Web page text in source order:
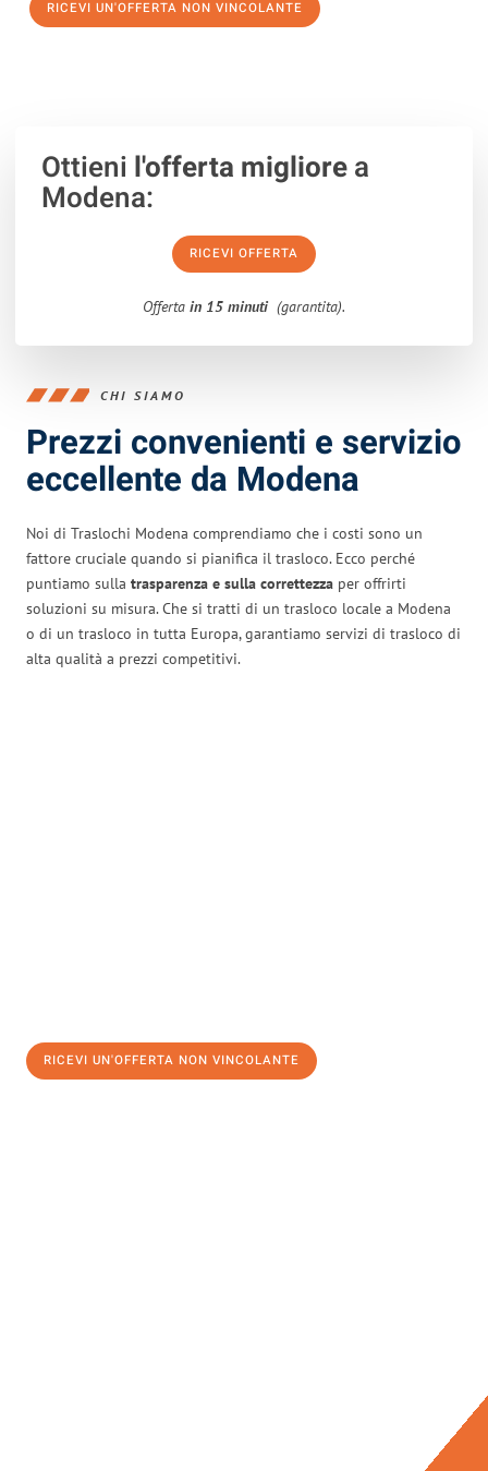
RICEVI UN'OFFERTA NON VINCOLANTE
Ottieni l'offerta migliorea
Modena:
RICEVI OFFERTA
Offerta in 15 minuti (garantita).
CHI SIAMO
Prezzi convenienti e servizio
eccellente da Modena
Noi di Traslochi Modena comprendiamo che i costi sono un
fattore cruciale quando si pianifica il trasloco. Ecco perché
puntiamo sulla trasparenza e sulla correttezza per offrirti
soluzioni su misura. Che si tratti di un trasloco locale a Modena
o di un trasloco in tutta Europa, garantiamo servizi di trasloco di
alta qualità a prezzi competitivi.
RICEVI UN'OFFERTA NON VINCOLANTE